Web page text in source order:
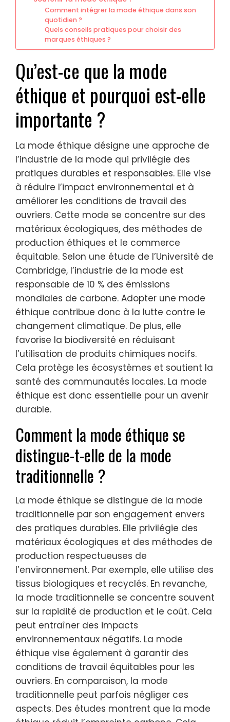
Comment intégrer la mode éthique dans son
quotidien ?
Quels conseils pratiques pour choisir des
marques éthiques ?
Qu’est-ce que la mode
éthique et pourquoi est-elle
importante ?
La mode éthique désigne une approche de
l’industrie de la mode qui privilégie des
pratiques durables et responsables. Elle vise
à réduire l’impact environnemental et à
améliorer les conditions de travail des
ouvriers. Cette mode se concentre sur des
matériaux écologiques, des méthodes de
production éthiques et le commerce
équitable. Selon une étude de l’Université de
Cambridge, l’industrie de la mode est
responsable de 10 % des émissions
mondiales de carbone. Adopter une mode
éthique contribue donc à la lutte contre le
changement climatique. De plus, elle
favorise la biodiversité en réduisant
l’utilisation de produits chimiques nocifs.
Cela protège les écosystèmes et soutient la
santé des communautés locales. La mode
éthique est donc essentielle pour un avenir
durable.
Comment la mode éthique se
distingue-t-elle de la mode
traditionnelle ?
La mode éthique se distingue de la mode
traditionnelle par son engagement envers
des pratiques durables. Elle privilégie des
matériaux écologiques et des méthodes de
production respectueuses de
l’environnement. Par exemple, elle utilise des
tissus biologiques et recyclés. En revanche,
la mode traditionnelle se concentre souvent
sur la rapidité de production et le coût. Cela
peut entraîner des impacts
environnementaux négatifs. La mode
éthique vise également à garantir des
conditions de travail équitables pour les
ouvriers. En comparaison, la mode
traditionnelle peut parfois négliger ces
aspects. Des études montrent que la mode